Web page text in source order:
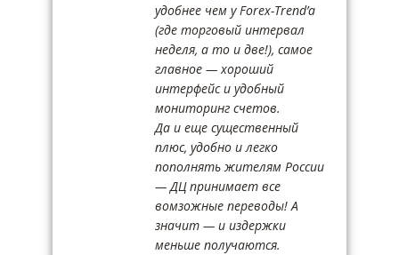
удобнее чем у Forex-Trend’а
(где торговый интервал
неделя, а то и две!), самое
главное — хороший
интерфейс и удобный
мониторинг счетов.
Да и еще существенный
плюс, удобно и легко
пополнять жителям России
— ДЦ принимает все
вомзожные переводы! А
значит — и издержки
меньше получаются.